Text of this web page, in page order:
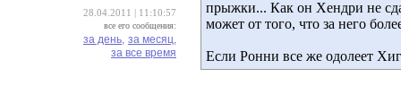
28.04.2011 | 11:10:57
все его сообщения:
за день, за месяц,
за все время
прыжки... Как он Хендри не
может от того, что за него
Если Ронни все же одолеет